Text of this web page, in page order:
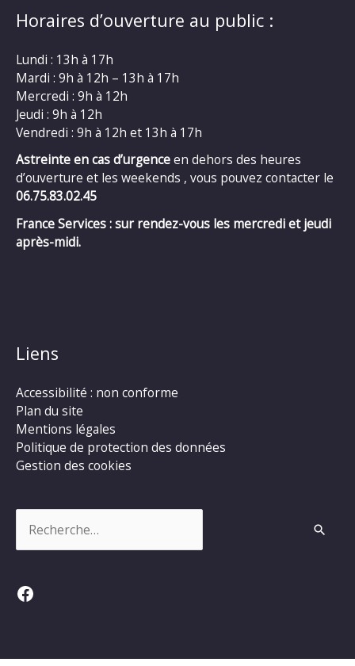
Horaires d’ouverture au public :
Lundi : 13h à 17h
Mardi : 9h à 12h – 13h à 17h
Mercredi : 9h à 12h
Jeudi : 9h à 12h
Vendredi : 9h à 12h et 13h à 17h
Astreinte en cas d’urgenceen dehors des heures
d’ouverture et les weekends , vous pouvez contacter le
06.75.83.02.45
France Services : sur rendez-vous les mercredi et jeudi
après-midi.
Liens
Accessibilité : non conforme
Plan du site
Mentions légales
Politique de protection des données
Gestion des cookies
Facebook